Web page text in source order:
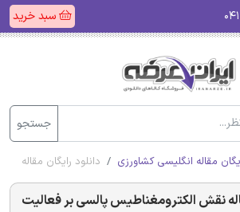
سبد خرید
جستجو
مقاله انگلیسی کشاورزی دانلود رایگان مقاله
نقش الکترومغناطیس پالسی بر فعالیت